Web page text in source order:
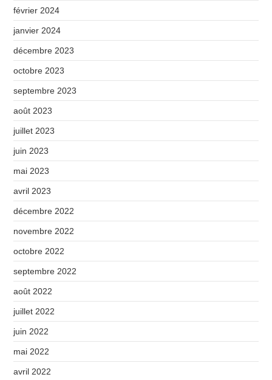
février 2024
janvier 2024
décembre 2023
octobre 2023
septembre 2023
août 2023
juillet 2023
juin 2023
mai 2023
avril 2023
décembre 2022
novembre 2022
octobre 2022
septembre 2022
août 2022
juillet 2022
juin 2022
mai 2022
avril 2022